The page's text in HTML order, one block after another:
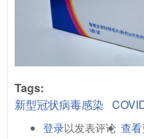
Tags:
新型冠状病毒感染
查
登录以发表评论